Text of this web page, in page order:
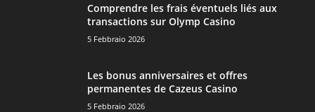
Comprendre les frais éventuels liés aux
transactions sur Olymp Casino
5 Febbraio 2026
Les bonus anniversaires et offres
permanentes de Cazeus Casino
5 Febbraio 2026